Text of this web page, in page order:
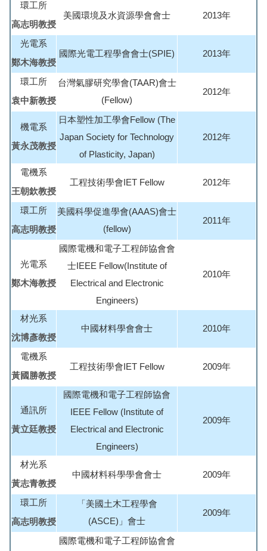
環工所
高志明教授
美國環境及水資源學會會士 2013年
光電系
鄭木海教授
國際光電工程學會會士(SPIE) 2013年
環工所
袁中新教授
台灣氣膠研究學會(TAAR)會士
(Fellow)
2012年
機電系
黃永茂教授
日本塑性加工學會Fellow (The
Japan Society for Technology
of Plasticity, Japan)
2012年
電機系
王朝欽教授
工程技術學會IET Fellow 2012年
環工所
高志明教授
美國科學促進學會(AAAS)會士
(fellow)
2011年
光電系
鄭木海教授
國際電機和電子工程師協會會
士IEEE Fellow(Institute of
Electrical and Electronic
Engineers)
2010年
材光系
沈博彥教授
中國材料學會會士 2010年
電機系
黃國勝教授
工程技術學會IET Fellow 2009年
通訊所
黃立廷教授
國際電機和電子工程師協會
IEEE Fellow (Institute of
Electrical and Electronic
Engineers)
2009年
材光系
黃志青教授
中國材料科學學會會士 2009年
環工所
高志明教授
「美國土木工程學會
(ASCE)」會士
2009年
國際電機和電子工程師協會會